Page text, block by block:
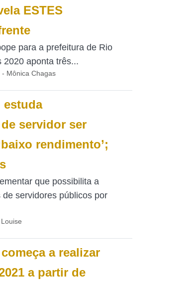
ESTES
para a prefeitura de Rio
2020 aponta três...
Mônica Chagas
estuda
servidor ser
rendimento’;
que possibilita a
servidores públicos por
a realizar
a partir de